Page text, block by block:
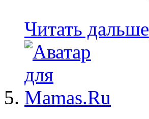
Читать дальше